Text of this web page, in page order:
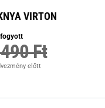
VIRTON
Ft
előtt